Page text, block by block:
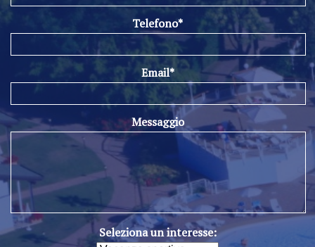
Telefono*
Email*
Messaggio
Seleziona un interesse: